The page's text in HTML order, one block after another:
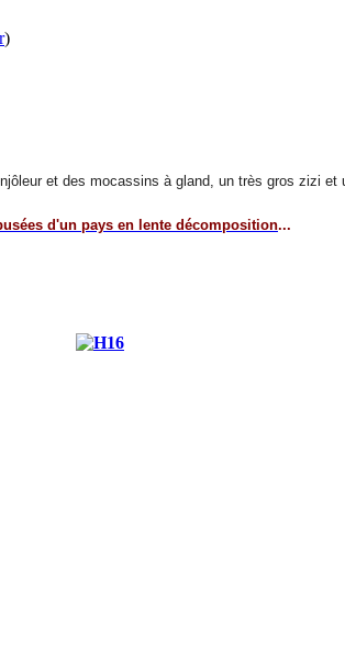
)
et des mocassins à gland, un très gros zizi
d'un pays en lente décomposition...